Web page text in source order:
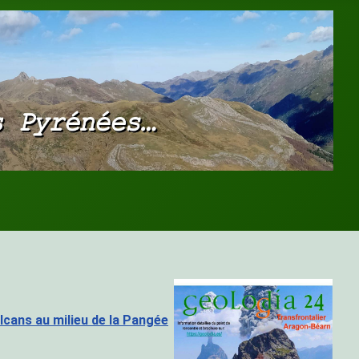
au milieu de la Pangée